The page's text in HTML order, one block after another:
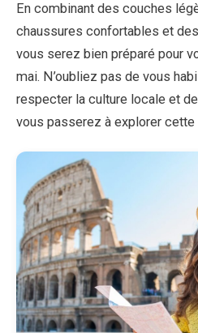
En combinant des couches
chaussures confortables et
vous serez bien préparé pour
mai. N’oubliez pas de vous
respecter la culture locale et
vous passerez à explorer